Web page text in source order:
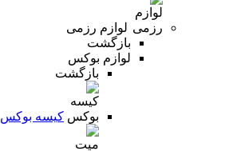
لوازم رزمی
بازگشت
لوازم بوکس
بازگشت
کیسه بوکس